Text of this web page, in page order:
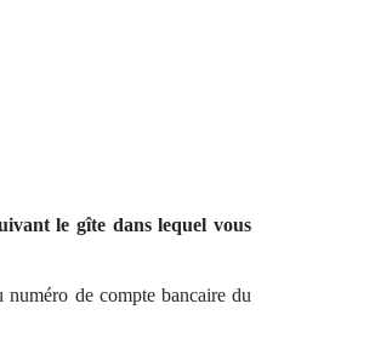
le gîte dans lequel vous
numéro de compte bancaire du